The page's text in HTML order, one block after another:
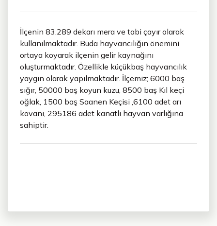
İlçenin 83.289 dekarı mera ve tabi çayır olarak
kullanılmaktadır. Buda hayvancılığın önemini
ortaya koyarak ilçenin gelir kaynağını
oluşturmaktadır. Özellikle küçükbaş hayvancılık
yaygın olarak yapılmaktadır. İlçemiz; 6000 baş
sığır, 50000 baş koyun kuzu, 8500 baş Kıl keçi
oğlak, 1500 baş Saanen Keçisi ,6100 adet arı
kovanı, 295186 adet kanatlı hayvan varlığına
sahiptir.